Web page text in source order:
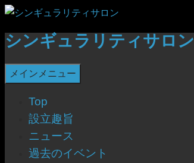
コ
テ
ン
ツ
シンギュラリティサロン
検メインメニュー
Top
設立趣旨
ニュース
過去のイベント